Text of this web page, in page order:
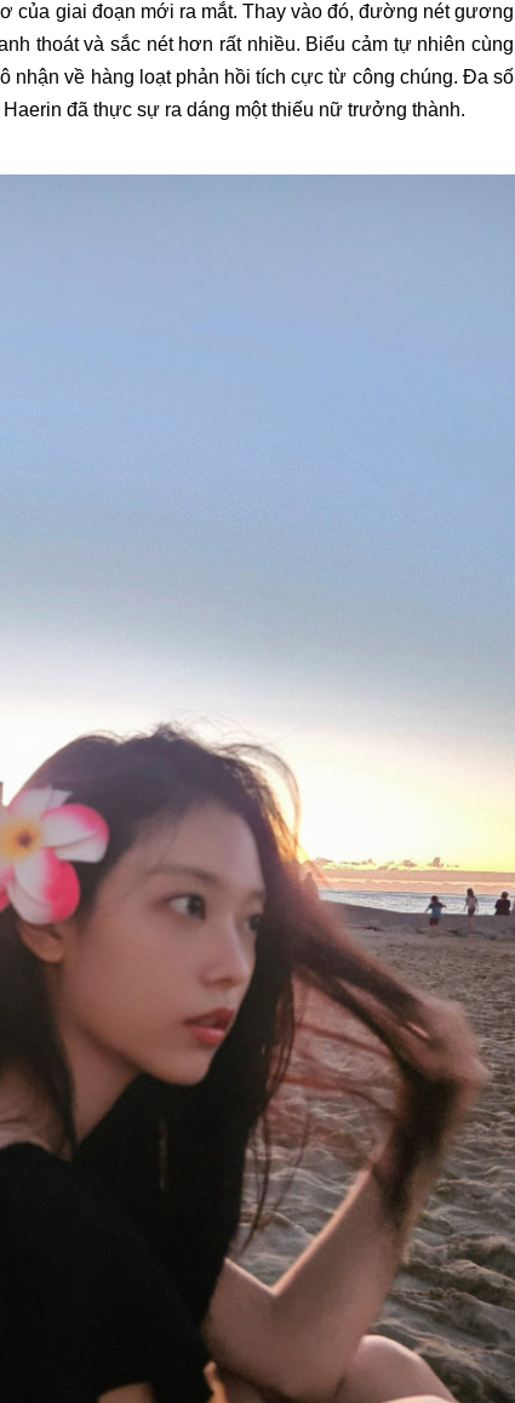
của giai đoạn mới ra mắt. Thay vào đó, đường nét gương
thoát và sắc nét hơn rất nhiều. Biểu cảm tự nhiên cùng
nhận về hàng loạt phản hồi tích cực từ công chúng. Đa số
đã thực sự ra dáng một thiếu nữ trưởng thành.